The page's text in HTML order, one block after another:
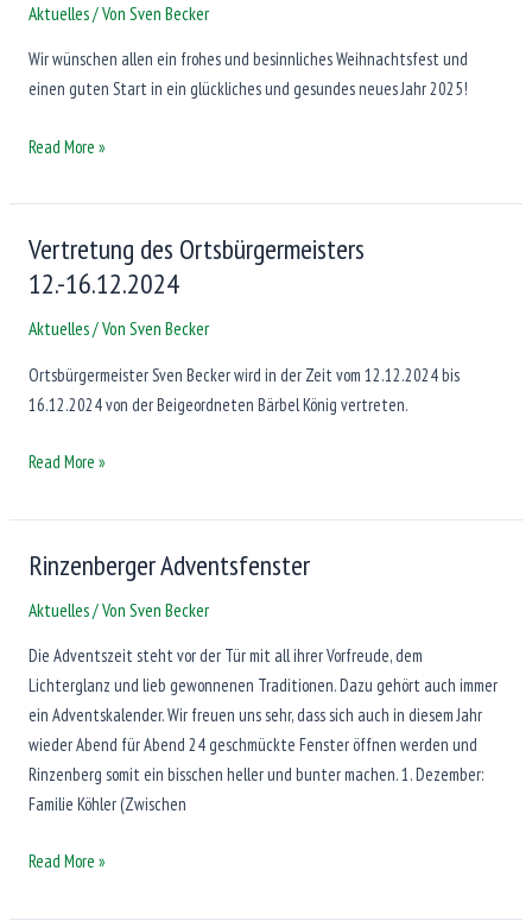
Aktuelles/ Von Sven Becker
Wir wünschen allen ein frohes und besinnliches Weihnachtsfest und
einen guten Start in ein glückliches und gesundes neues Jahr 2025!
Frohe
und
guten
Start
in
gesundes
neues
Read More »
Vertretung des Ortsbürgermeisters
12.-16.12.2024
Aktuelles/ Von Sven Becker
Ortsbürgermeister Sven Becker wird in der Zeit vom 12.12.2024 bis
16.12.2024 von der Beigeordneten Bärbel König vertreten.
Vertretung
Ortsbürgermeisters
Read More »
Rinzenberger Adventsfenster
Aktuelles/ Von Sven Becker
Die Adventszeit steht vor der Tür mit all ihrer Vorfreude, dem
Lichterglanz und lieb gewonnenen Traditionen. Dazu gehört auch immer
ein Adventskalender. Wir freuen uns sehr, dass sich auch in diesem Jahr
wieder Abend für Abend 24 geschmückte Fenster öffnen werden und
Rinzenberg somit ein bisschen heller und bunter machen. 1. Dezember:
Familie Köhler (Zwischen
Rinzenberger
Read More »